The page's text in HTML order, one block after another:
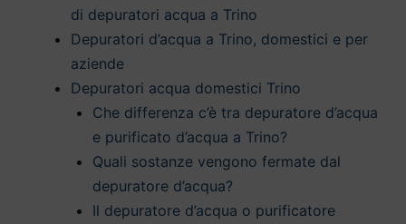
di depuratori acqua a Trino
Depuratori d’acqua a Trino, domestici e per
aziende
Depuratori acqua domestici Trino
Che differenza c’è tra depuratore d’acqua
e purificato d’acqua a Trino?
Quali sostanze vengono fermate dal
depuratore d’acqua?
Il depuratore d’acqua o purificatore